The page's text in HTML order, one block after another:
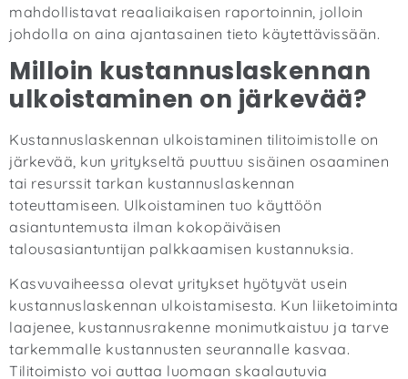
mahdollistavat reaaliaikaisen raportoinnin, jolloin
johdolla on aina ajantasainen tieto käytettävissään.
Milloin kustannuslaskennan
ulkoistaminen on järkevää?
Kustannuslaskennan ulkoistaminen tilitoimistolle on
järkevää, kun yritykseltä puuttuu sisäinen osaaminen
tai resurssit tarkan kustannuslaskennan
toteuttamiseen. Ulkoistaminen tuo käyttöön
asiantuntemusta ilman kokopäiväisen
talousasiantuntijan palkkaamisen kustannuksia.
Kasvuvaiheessa olevat yritykset hyötyvät usein
kustannuslaskennan ulkoistamisesta. Kun liiketoiminta
laajenee, kustannusrakenne monimutkaistuu ja tarve
tarkemmalle kustannusten seurannalle kasvaa.
Tilitoimisto voi auttaa luomaan skaalautuvia